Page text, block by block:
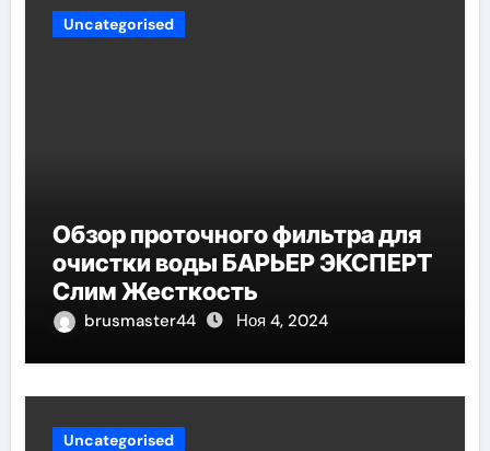
Uncategorised
Обзор проточного фильтра для
очистки воды БАРЬЕР ЭКСПЕРТ
Слим Жесткость
brusmaster44 Ноя 4, 2024
Uncategorised